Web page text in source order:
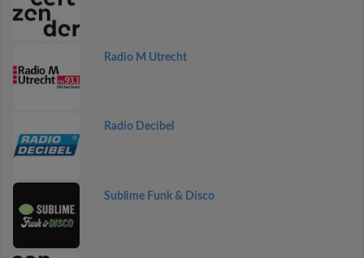
Radio M Utrecht
Radio Decibel
Sublime Funk & Disco